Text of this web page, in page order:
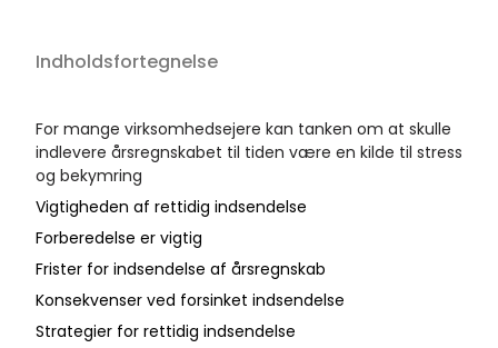
Indholdsfortegnelse
For mange virksomhedsejere kan tanken om at skulle
indlevere årsregnskabet til tiden være en kilde til stress
og bekymring
Vigtigheden af rettidig indsendelse
Forberedelse er vigtig
Frister for indsendelse af årsregnskab
Konsekvenser ved forsinket indsendelse
Strategier for rettidig indsendelse